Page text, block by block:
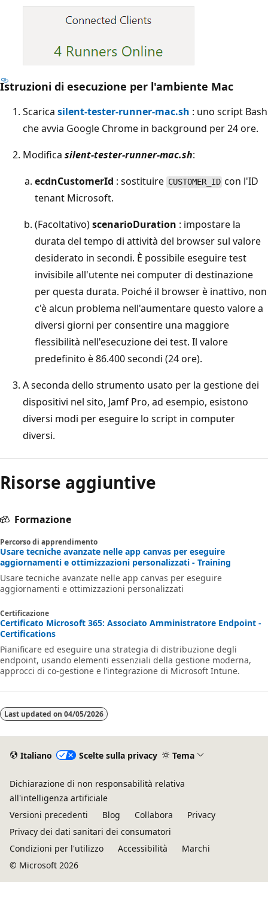
Istruzioni di esecuzione per l'ambiente Mac
Scarica silent-tester-runner-mac.sh : uno script Bash
che avvia Google Chrome in background per 24 ore.
Modifica silent-tester-runner-mac.sh:
ecdnCustomerId : sostituire CUSTOMER_ID con l'ID
tenant Microsoft.
(Facoltativo)scenarioDuration : impostare la
durata del tempo di attività del browser sul valore
desiderato in secondi. È possibile eseguire test
invisibile all'utente nei computer di destinazione
per questa durata. Poiché il browser è inattivo, non
c'è alcun problema nell'aumentare questo valore a
diversi giorni per consentire una maggiore
flessibilità nell'esecuzione dei test. Il valore
predefinito è 86.400 secondi (24 ore).
A seconda dello strumento usato per la gestione dei
dispositivi nel sito, Jamf Pro, ad esempio, esistono
diversi modi per eseguire lo script in computer
diversi.
Risorse aggiuntive
Formazione
Percorso di apprendimento
Usare tecniche avanzate nelle app canvas per eseguire
aggiornamenti e ottimizzazioni personalizzati - Training
Usare tecniche avanzate nelle app canvas per eseguire
aggiornamenti e ottimizzazioni personalizzati
Certificazione
Certificato Microsoft 365: Associato Amministratore Endpoint -
Certifications
Pianificare ed eseguire una strategia di distribuzione degli
endpoint, usando elementi essenziali della gestione moderna,
approcci di co-gestione e l’integrazione di Microsoft Intune.
Last updated on 04/05/2026
Italiano Scelte sulla privacy Tema
Dichiarazione di non responsabilità relativa
all'intelligenza artificiale
Versioni precedenti
Blog Collabora
Privacy
Privacy dei dati sanitari dei consumatori
Condizioni per l'utilizzo
Accessibilità
Marchi
© Microsoft 2026